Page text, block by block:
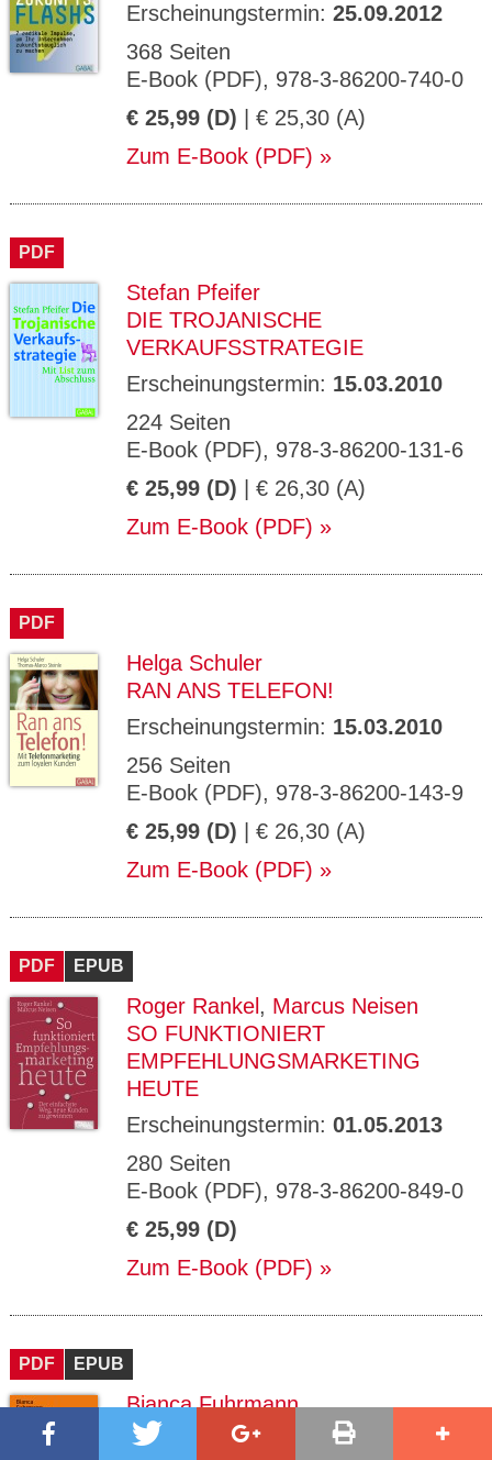
Erscheinungstermin: 25.09.2012
368 Seiten
E-Book (PDF), 978-3-86200-740-0
€ 25,99 (D) | € 25,30 (A)
Zum E-Book (PDF)
PDF
Stefan Pfeifer
DIE TROJANISCHE
VERKAUFSSTRATEGIE
Erscheinungstermin: 15.03.2010
224 Seiten
E-Book (PDF), 978-3-86200-131-6
€ 25,99 (D) | € 26,30 (A)
Zum E-Book (PDF)
PDF
Helga Schuler
RAN ANS TELEFON!
Erscheinungstermin: 15.03.2010
256 Seiten
E-Book (PDF), 978-3-86200-143-9
€ 25,99 (D) | € 26,30 (A)
Zum E-Book (PDF)
PDF EPUB
Roger Rankel , Marcus Neisen
SO FUNKTIONIERT
EMPFEHLUNGSMARKETING
HEUTE
Erscheinungstermin: 01.05.2013
280 Seiten
E-Book (PDF), 978-3-86200-849-0
€ 25,99 (D)
Zum E-Book (PDF)
PDF EPUB
Bianca Fuhrmann
PROJEKT-VOODOO®